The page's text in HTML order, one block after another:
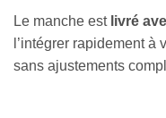
Le manche est livré
l’intégrer rapidement à
sans ajustements